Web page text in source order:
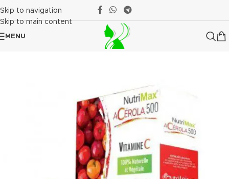
Skip to navigation
Skip to main content
MENU